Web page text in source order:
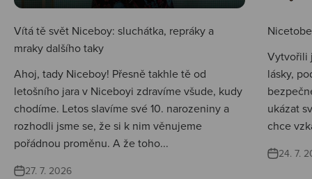
Vítá tě svět Niceboy: sluchátka, repráky a
mraky dalšího taky
Ahoj, tady Niceboy! Přesně takhle tě od
letošního jara v Niceboyi zdravíme všude, kudy
chodíme. Letos slavíme své 10. narozeniny a
rozhodli jsme se, že si k nim věnujeme
pořádnou proměnu. A že toho...
27. 7. 2026
Vytvořili
lásky,
ukázat
chce
24. 7.